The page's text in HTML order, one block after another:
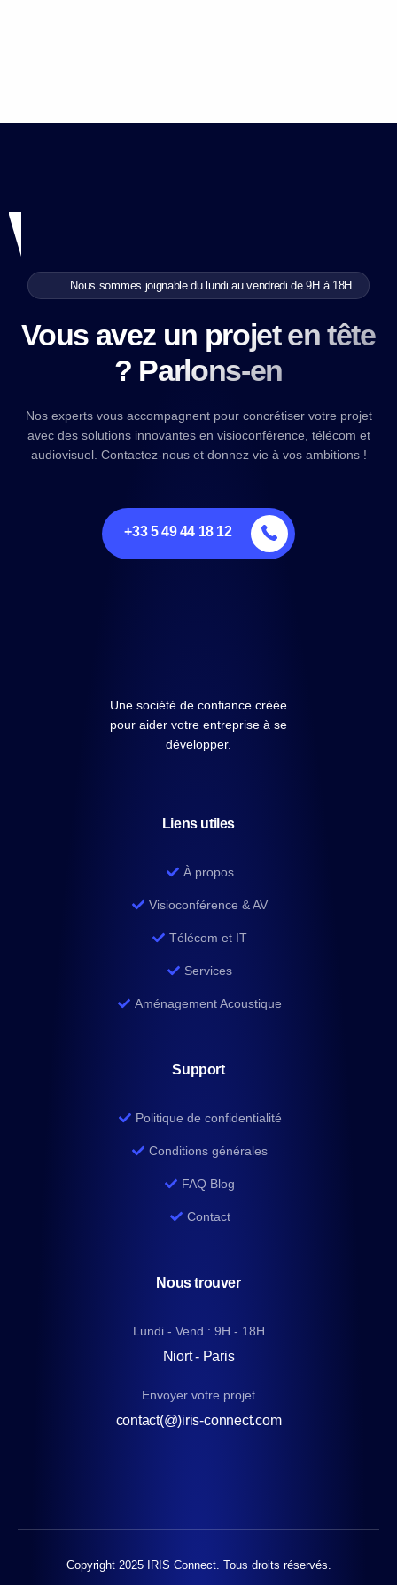
Nous sommes joignable du lundi au vendredi de 9H à 18H.
Vous avez un projet en tête
? Parlons-en
Nos experts vous accompagnent pour concrétiser votre projet
avec des solutions innovantes en visioconférence, télécom et
audiovisuel. Contactez-nous et donnez vie à vos ambitions !
+33 5 49 44 18 12
Une société de confiance créée
pour aider votre entreprise à se
développer.
Liens utiles
À propos
Visioconférence & AV
Télécom et IT
Services
Aménagement Acoustique
Support
Politique de confidentialité
Conditions générales
FAQ Blog
Contact
Nous trouver
Lundi - Vend : 9H - 18H
Niort - Paris
Envoyer votre projet
contact(@)iris-connect.com
Copyright 2025 IRIS Connect. Tous droits réservés.